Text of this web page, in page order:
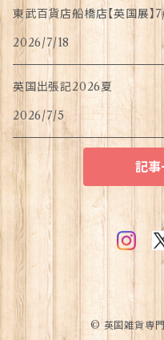
東武百貨店船橋店【英国展】
2026/7/18
英国出張記2026夏
2026/7/5
記事
© 英国雑貨専門